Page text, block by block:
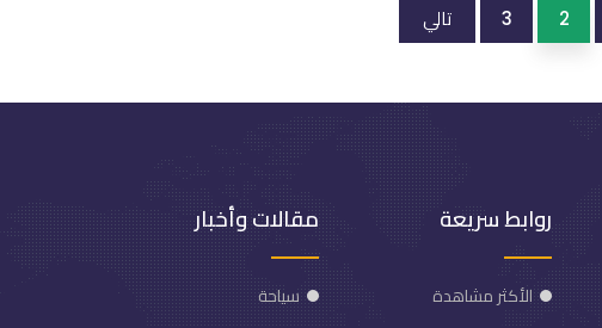
2
3 تالي
روابط سريعة
الأكثر مشاهدة
مقالات وأخبار
سياحة